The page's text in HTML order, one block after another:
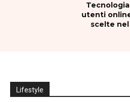
utenti
scelte
Lifestyle